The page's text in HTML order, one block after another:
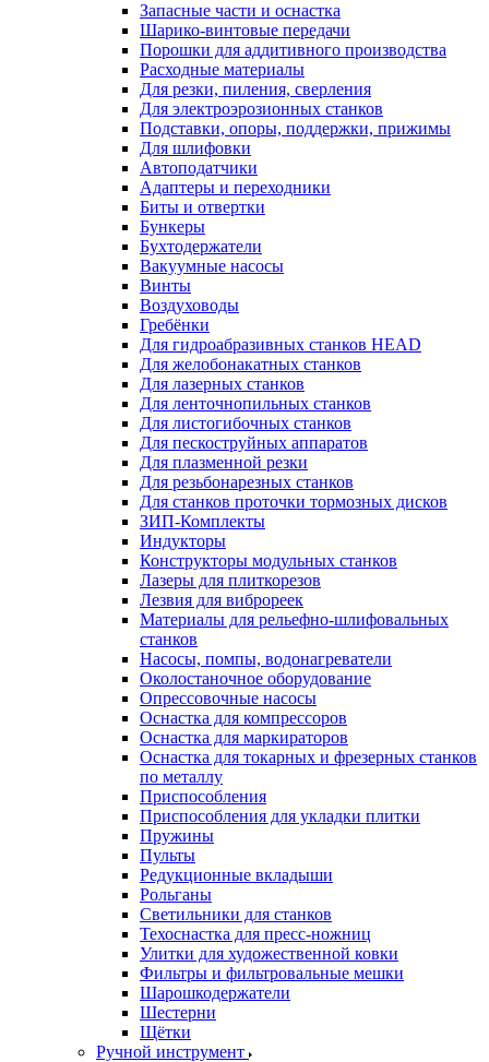
Запасные части и оснастка
Шарико-винтовые передачи
Порошки для аддитивного производства
Расходные материалы
Для резки, пиления, сверления
Для электроэрозионных станков
Подставки, опоры, поддержки, прижимы
Для шлифовки
Автоподатчики
Адаптеры и переходники
Биты и отвертки
Бункеры
Бухтодержатели
Вакуумные насосы
Винты
Воздуховоды
Гребёнки
Для гидроабразивных станков HEAD
Для желобонакатных станков
Для лазерных станков
Для ленточнопильных станков
Для листогибочных станков
Для пескоструйных аппаратов
Для плазменной резки
Для резьбонарезных станков
Для станков проточки тормозных дисков
ЗИП-Комплекты
Индукторы
Конструкторы модульных станков
Лазеры для плиткорезов
Лезвия для виброреек
Материалы для рельефно-шлифовальных
станков
Насосы, помпы, водонагреватели
Околостаночное оборудование
Опрессовочные насосы
Оснастка для компрессоров
Оснастка для маркираторов
Оснастка для токарных и фрезерных станков
по металлу
Приспособления
Приспособления для укладки плитки
Пружины
Пульты
Редукционные вкладыши
Рольганы
Светильники для станков
Техоснастка для пресс-ножниц
Улитки для художественной ковки
Фильтры и фильтровальные мешки
Шарошкодержатели
Шестерни
Щётки
Ручной инструмент